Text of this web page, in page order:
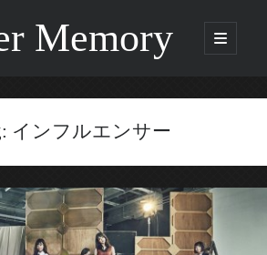
Memory
open
primary
インフルエンサー